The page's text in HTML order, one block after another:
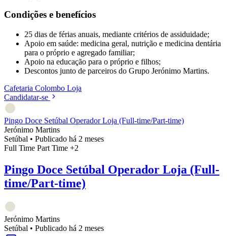
Condições e benefícios
25 dias de férias anuais, mediante critérios de assiduidade;
Apoio em saúde: medicina geral, nutrição e medicina dentária
para o próprio e agregado familiar;
Apoio na educação para o próprio e filhos;
Descontos junto de parceiros do Grupo Jerónimo Martins.
Cafetaria Colombo Loja
Candidatar-se
Pingo Doce Setúbal Operador Loja (Full-time/Part-time)
Jerónimo Martins
Setúbal • Publicado há 2 meses
Full Time Part Time +2
Pingo Doce Setúbal Operador Loja (Full-
time/Part-time)
Jerónimo Martins
Setúbal • Publicado há 2 meses